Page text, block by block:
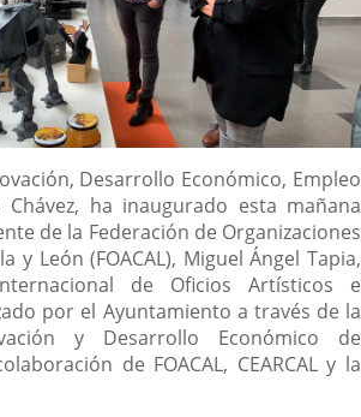
Desarrollo Económico, Empleo
ha inaugurado esta mañana
de la Federación de Organizaciones
y León (FOACAL), Miguel Ángel Tapia,
de Oficios Artísticos e
por el Ayuntamiento a través de la
y Desarrollo Económico de
de FOACAL, CEARCAL y la